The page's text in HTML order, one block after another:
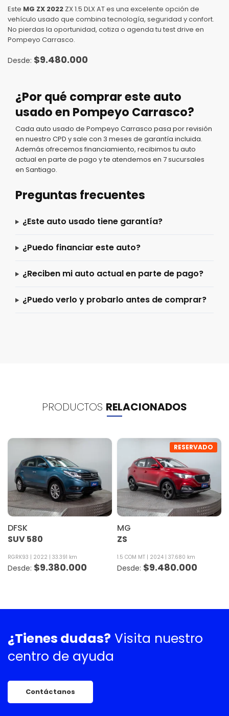
Este MG ZX 2022 ZX 1.5 DLX AT es una excelente opción de
vehículo usado que combina tecnología, seguridad y confort.
No pierdas la oportunidad, cotiza o agenda tu test drive en
Pompeyo Carrasco.
$9.480.000
¿Por qué comprar este auto
usado en Pompeyo Carrasco?
Cada auto usado de Pompeyo Carrasco pasa por revisión
en nuestro CPD y sale con 3 meses de garantía incluida.
Además ofrecemos financiamiento, recibimos tu auto
actual en parte de pago y te atendemos en 7 sucursales
en Santiago.
Preguntas frecuentes
¿Este auto usado tiene garantía?
¿Puedo financiar este auto?
¿Reciben mi auto actual en parte de pago?
¿Puedo verlo y probarlo antes de comprar?
PRODUCTOS RELACIONADOS
DFSK
SUV 580
RGRK93 2022 33.391 km
$9.380.000
RESERVADO
MG
ZS
1.5 COM MT 2024 37.680 km
$9.480.000
¿Tienes dudas? Visita nuestro
centro de ayuda
Contáctanos